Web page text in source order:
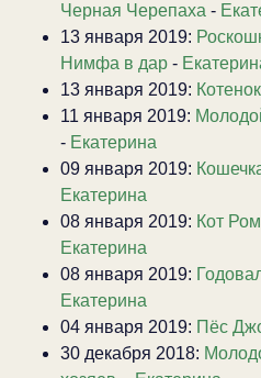
Черная Черепаха -
13 января 2019:
Нимфа в дар -
13 января 2019:
11 января 2019:
- Екатерина
09 января 2019:
Екатерина
08 января 2019: Кот
Екатерина
08 января 2019:
Екатерина
04 января 2019: Пёс
30 декабря 2018: